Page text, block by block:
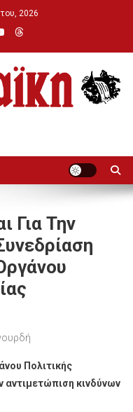
2026
Για Την
Πολιτικής
αντιμετώπιση κινδύνων